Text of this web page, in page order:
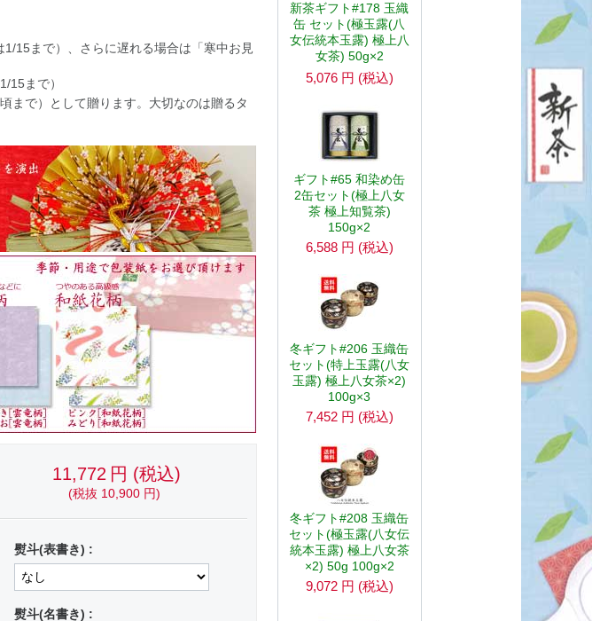
15まで）、さらに遅れる場合は「寒中お見
15まで）
まで）として贈ります。大切なのは贈るタ
11,772 円 (税込)
(税抜 10,900 円)
熨斗(表書き) :
熨斗(名書き) :
新茶ギフト#178 玉織
缶 セット(極玉露(八
女伝統本玉露) 極上八
女茶) 50g×2
5,076 円 (税込)
ギフト#65 和染め缶
2缶セット(極上八女
茶 極上知覧茶)
150g×2
6,588 円 (税込)
冬ギフト#206 玉織缶
セット(特上玉露(八女
玉露) 極上八女茶×2)
100g×3
7,452 円 (税込)
冬ギフト#208 玉織缶
セット(極玉露(八女伝
統本玉露) 極上八女茶
×2) 50g 100g×2
9,072 円 (税込)